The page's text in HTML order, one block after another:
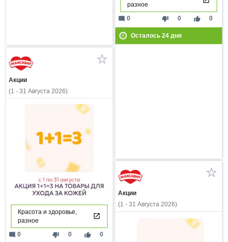
разное
thumb_down 0 thumb_up 0
mode_comment 0
Осталось 24дня
Акции
(1 - 31 Августа 2026)
Красота и здоровье,
разное
thumb_down 0 thumb_up 0
mode_comment 0
Акции
(1 - 31 Августа 2026)